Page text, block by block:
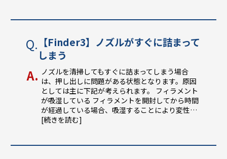
【Finder3】ノズルがすぐに詰まって
しまう
ノズルを清掃してもすぐに詰まってしまう場合
は、押し出しに問題がある状態となります。原因
としては主に下記が考えられます。 フィラメント
が吸湿している フィラメントを開封してから時間
が経過している場合、吸湿することにより変性…
[続きを読む]